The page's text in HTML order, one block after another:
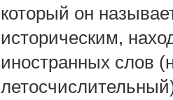
который он
историческим,
иностранных слов